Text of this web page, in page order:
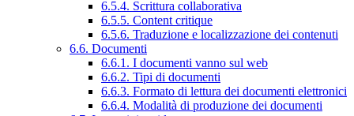
6.5.4. Scrittura collaborativa
6.5.5. Content critique
6.5.6. Traduzione e localizzazione dei contenuti
6.6. Documenti
6.6.1. I documenti vanno sul web
6.6.2. Tipi di documenti
6.6.3. Formato di lettura dei documenti elettronici
6.6.4. Modalità di produzione dei documenti